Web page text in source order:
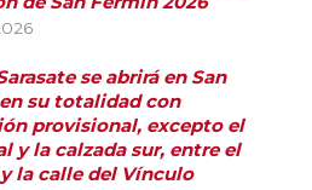
se abrirá en San
su totalidad con
provisional, excepto el
y la calzada sur, entre el
la calle del Vínculo